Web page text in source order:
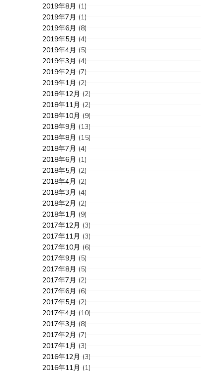
2019年8月 (1)
2019年7月 (1)
2019年6月 (8)
2019年5月 (4)
2019年4月 (5)
2019年3月 (4)
2019年2月 (7)
2019年1月 (2)
2018年12月 (2)
2018年11月 (2)
2018年10月 (9)
2018年9月 (13)
2018年8月 (15)
2018年7月 (4)
2018年6月 (1)
2018年5月 (2)
2018年4月 (2)
2018年3月 (4)
2018年2月 (2)
2018年1月 (9)
2017年12月 (3)
2017年11月 (3)
2017年10月 (6)
2017年9月 (5)
2017年8月 (5)
2017年7月 (2)
2017年6月 (6)
2017年5月 (2)
2017年4月 (10)
2017年3月 (8)
2017年2月 (7)
2017年1月 (3)
2016年12月 (3)
2016年11月 (1)